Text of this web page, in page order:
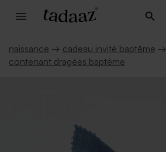
naissance → cadeau invité baptême →
contenant dragées baptême